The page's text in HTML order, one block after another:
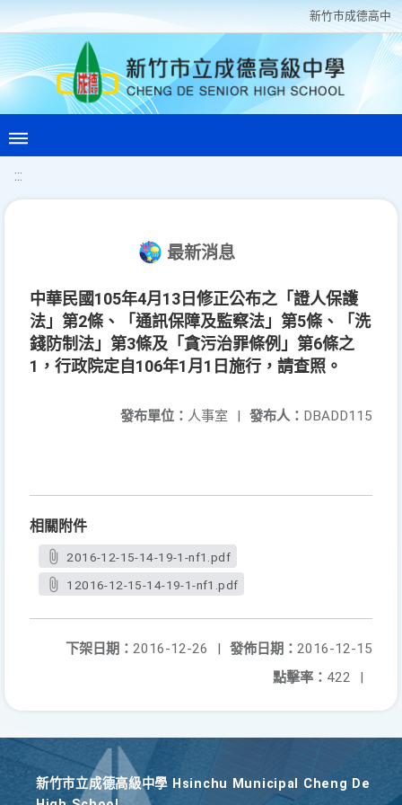
新竹巿成德高中
:::
最新消息
中華民國105年4月13日修正公布之「證人保護
法」第2條、「通訊保障及監察法」第5條、「洗
錢防制法」第3條及「貪污治罪條例」第6條之
1，行政院定自106年1月1日施行，請查照。
發布人： DBADD115
發布單位： 人事室 |
相關附件
2016-12-15-14-19-1-nf1.pdf
12016-12-15-14-19-1-nf1.pdf
發佈日期： 2016-12-15
下架日期： 2016-12-26
|
點擊率： 422 |
新竹巿立成德高級中學 Hsinchu Municipal Cheng De